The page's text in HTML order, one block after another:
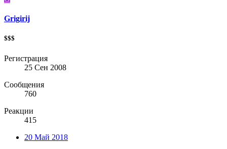
Grigirij
$$$
Регистрация
25 Сен 2008
Сообщения
760
Реакции
415
20 Май 2018